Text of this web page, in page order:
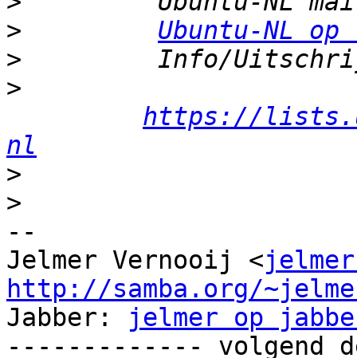
>
Ubuntu-NL
>
>
https://
nl
>
>
--
Jelmer Vernooij <
http://samba.org/
Jabber:
jelmer op
------------- volgend